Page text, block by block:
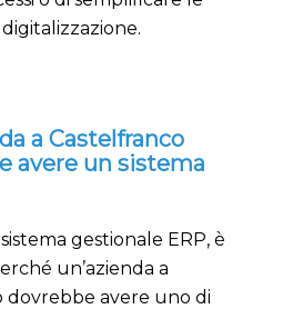
a Castelfranco
avere un sistema
gestionale ERP, è
un’azienda a
dovrebbe avere uno di